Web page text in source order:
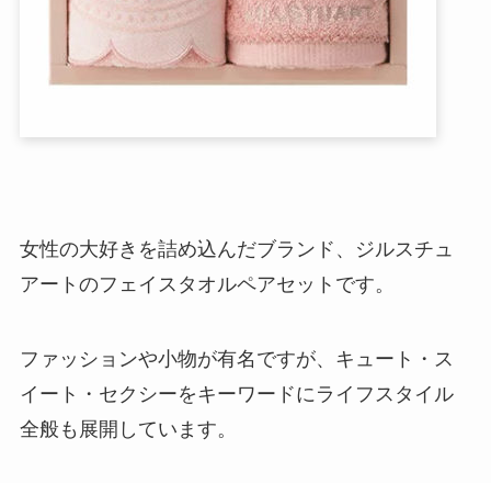
女性の大好きを詰め込んだブランド、ジルスチュ
アートのフェイスタオルペアセットです。
ファッションや小物が有名ですが、キュート・ス
イート・セクシーをキーワードにライフスタイル
全般も展開しています。